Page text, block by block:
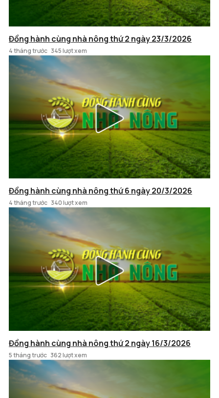
Đồng hành cùng nhà nông thứ 2 ngày 23/3/2026
4 tháng trước 345 lượt xem
Đồng hành cùng nhà nông thứ 6 ngày 20/3/2026
4 tháng trước 340 lượt xem
Đồng hành cùng nhà nông thứ 2 ngày 16/3/2026
5 tháng trước 362 lượt xem